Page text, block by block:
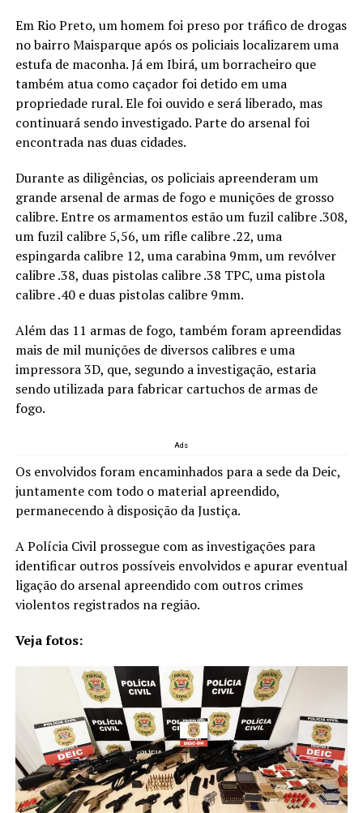
Em Rio Preto, um homem foi preso por tráfico de drogas
no bairro Maisparque após os policiais localizarem uma
estufa de maconha. Já em Ibirá, um borracheiro que
também atua como caçador foi detido em uma
propriedade rural. Ele foi ouvido e será liberado, mas
continuará sendo investigado. Parte do arsenal foi
encontrada nas duas cidades.
Durante as diligências, os policiais apreenderam um
grande arsenal de armas de fogo e munições de grosso
calibre. Entre os armamentos estão um fuzil calibre .308,
um fuzil calibre 5,56, um rifle calibre .22, uma
espingarda calibre 12, uma carabina 9mm, um revólver
calibre .38, duas pistolas calibre .38 TPC, uma pistola
calibre .40 e duas pistolas calibre 9mm.
Além das 11 armas de fogo, também foram apreendidas
mais de mil munições de diversos calibres e uma
impressora 3D, que, segundo a investigação, estaria
sendo utilizada para fabricar cartuchos de armas de
fogo.
Ads
Os envolvidos foram encaminhados para a sede da Deic,
juntamente com todo o material apreendido,
permanecendo à disposição da Justiça.
A Polícia Civil prossegue com as investigações para
identificar outros possíveis envolvidos e apurar eventual
ligação do arsenal apreendido com outros crimes
violentos registrados na região.
Veja fotos: